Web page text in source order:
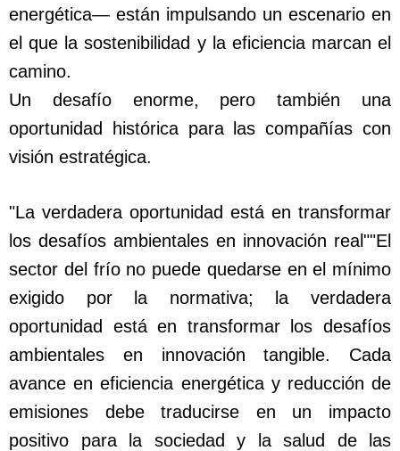
energética— están impulsando un escenario en
el que la sostenibilidad y la eficiencia marcan el
camino.
Un desafío enorme, pero también una
oportunidad histórica para las compañías con
visión estratégica.
"La verdadera oportunidad está en transformar
los desafíos ambientales en innovación real""El
sector del frío no puede quedarse en el mínimo
exigido por la normativa; la verdadera
oportunidad está en transformar los desafíos
ambientales en innovación tangible. Cada
avance en eficiencia energética y reducción de
emisiones debe traducirse en un impacto
positivo para la sociedad y la salud de las